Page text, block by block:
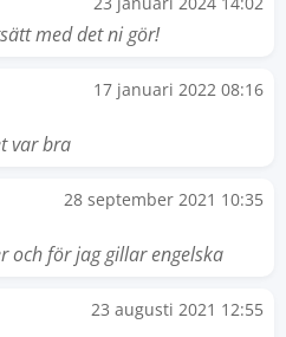
med det ni gör!
17 januari 2022 08:16
var bra
28 september 2021 10:35
och för jag gillar engelska
23 augusti 2021 12:55